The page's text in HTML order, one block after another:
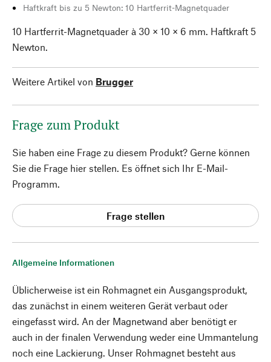
Allgemeine Informationen
Üblicherweise ist ein Rohmagnet ein Ausgangsprodukt,
das zunächst in einem weiteren Gerät verbaut oder
eingefasst wird. An der Magnetwand aber benötigt er
auch in der finalen Verwendung weder eine Ummantelung
noch eine Lackierung. Unser Rohmagnet besteht aus
Haftkraft bis zu 5 Newton: 10 Hartferrit-Magnetquader
10 Hartferrit-Magnetquader à 30 × 10 × 6 mm. Haftkraft 5
Newton.
Weitere Artikel von Brugger
Frage zum Produkt
Sie haben eine Frage zu diesem Produkt? Gerne können
Sie die Frage hier stellen. Es öffnet sich Ihr E-Mail-
Programm.
Frage stellen